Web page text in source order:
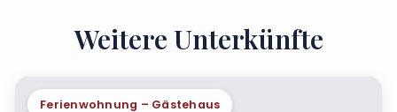
Weitere Unterkünfte
Ferienwohnung – Gästehaus